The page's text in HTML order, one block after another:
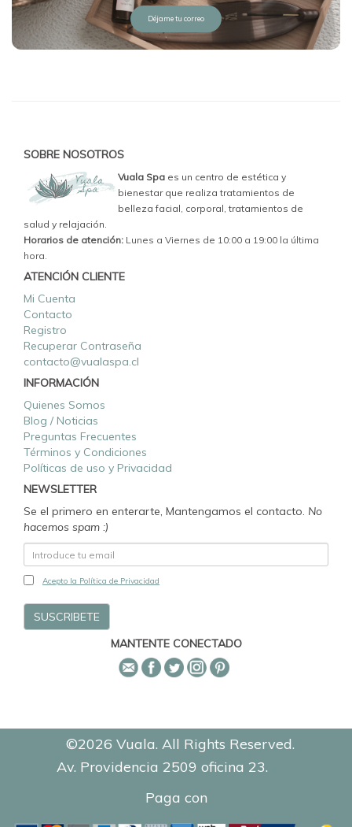
Déjame tu correo
SOBRE NOSOTROS
Vuala Spa es un centro de estética y
bienestar que realiza tratamientos de
belleza facial, corporal, tratamientos de
salud y relajación.
Horarios de atención: Lunes a Viernes de 10:00 a 19:00 la última
hora.
ATENCIÓN CLIENTE
Mi Cuenta
Contacto
Registro
Recuperar Contraseña
contacto@vualaspa.cl
INFORMACIÓN
Quienes Somos
Blog / Noticias
Preguntas Frecuentes
Términos y Condiciones
Políticas de uso y Privacidad
NEWSLETTER
Se el primero en enterarte, Mantengamos el contacto. No
hacemos spam :)
Acepto la Política de Privacidad
MANTENTE CONECTADO
©2026 Vuala. All Rights Reserved.
Av. Providencia 2509 oficina 23.
Paga con